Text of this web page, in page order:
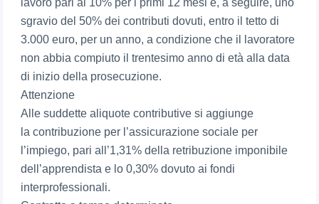
lavoro pari al 10% per i primi 12 mesi e, a seguire, uno
sgravio del 50% dei contributi dovuti, entro il tetto di
3.000 euro, per un anno, a condizione che il lavoratore
non abbia compiuto il trentesimo anno di età alla data
di inizio della prosecuzione.
Attenzione
Alle suddette aliquote contributive si aggiunge
la contribuzione per l’assicurazione sociale per
l’impiego, pari all’1,31% della retribuzione imponibile
dell’apprendista e lo 0,30% dovuto ai fondi
interprofessionali.